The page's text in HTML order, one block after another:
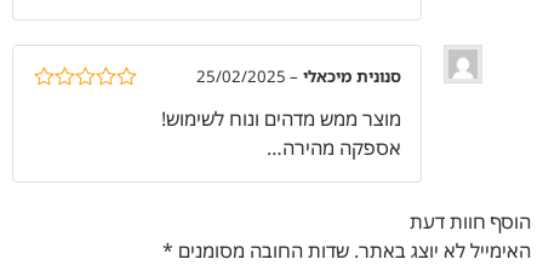
סנונית מיכאלי –
25/02/2025
מוצר ממש מדהים ונוח לשימוש!
אספקה מהירה…
הוסף חוות דעת
האימייל לא יוצג באתר. שדות החובה מסומנים *